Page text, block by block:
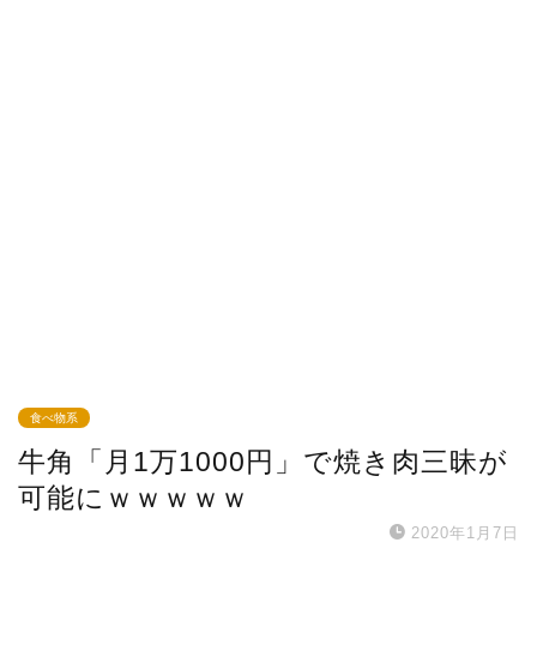
食べ物系
牛角「月1万1000円」で焼き肉三昧が
可能にｗｗｗｗｗ
2020年1月7日